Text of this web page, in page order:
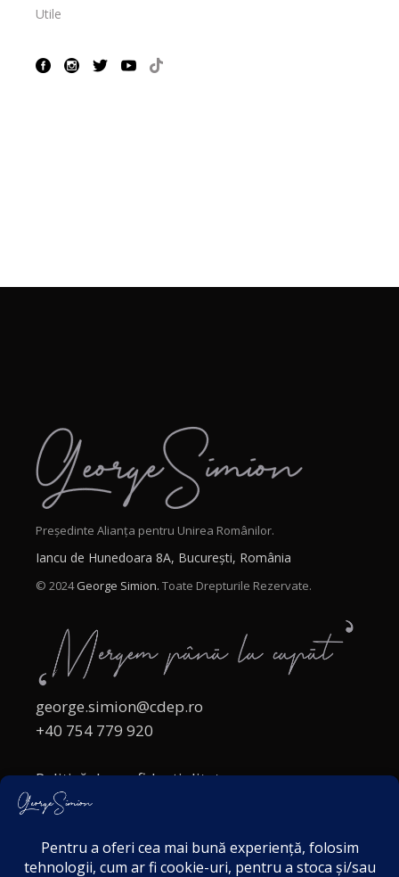
Utile
Președinte Alianța pentru Unirea Românilor.
Iancu de Hunedoara 8A, București, România
© 2024George Simion. Toate Drepturile Rezervate.
george.simion@cdep.ro
+40 754 779 920
Politică de confidențialitate
Politica cookies
Acordul de markting